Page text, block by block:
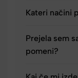
Kateri načini
Prejela sem
pomeni?